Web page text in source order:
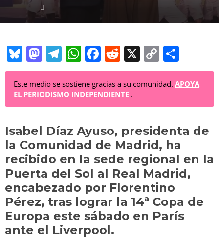
Bl
u
e
sk
y
M
a
st
o
d
o
n
T
el
e
gr
a
m
W
h
at
s
A
p
p
F
a
c
e
b
o
o
k
R
e
d
di
t
X
C
o
p
y
Li
n
k
o
m
p
ar
tir
Este medio se sostiene gracias a su comunidad. APOYA
EL PERIODISMO INDEPENDIENTE .
Isabel Díaz Ayuso, presidenta de
la Comunidad de Madrid, ha
recibido en la sede regional en la
Puerta del Sol al Real Madrid,
encabezado por Florentino
Pérez, tras lograr la 14ª Copa de
Europa este sábado en París
ante el Liverpool.